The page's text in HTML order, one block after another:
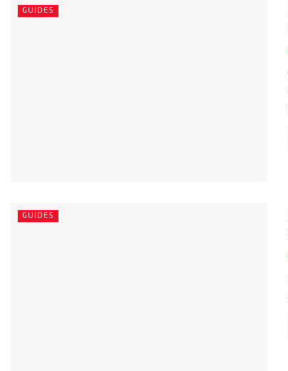
GUIDES
GUIDES